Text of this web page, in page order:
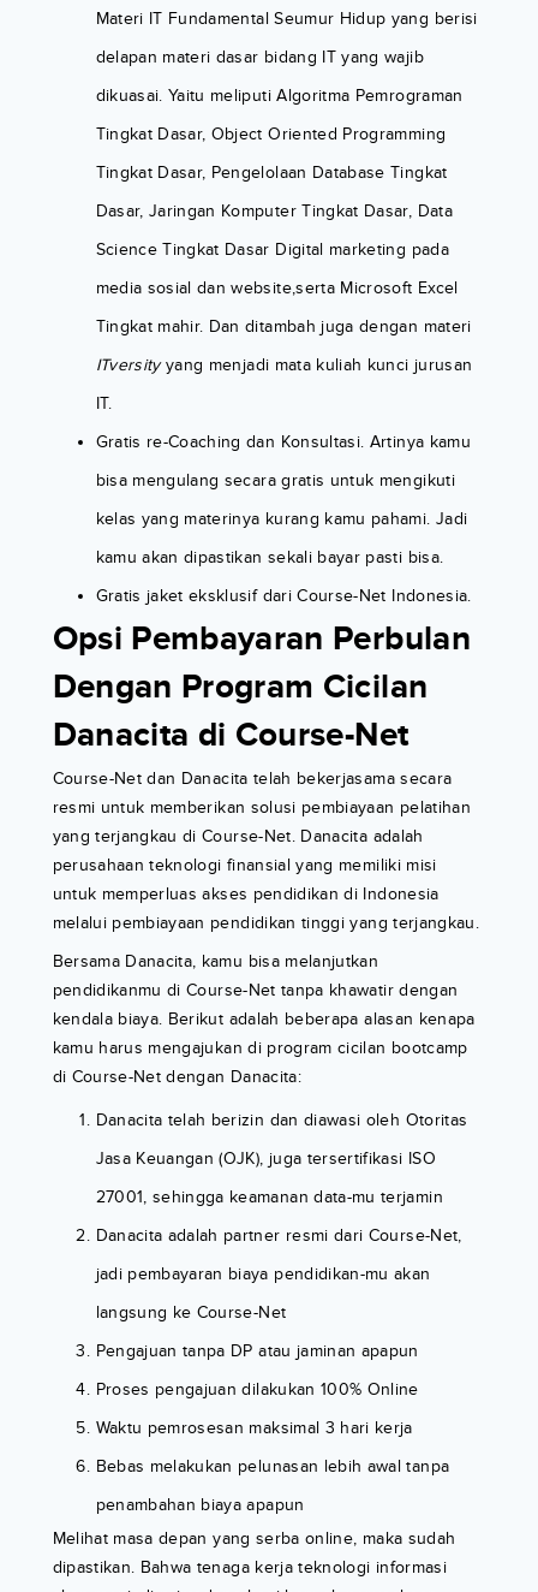
Materi IT Fundamental Seumur Hidup yang berisi
delapan materi dasar bidang IT yang wajib
dikuasai. Yaitu meliputi Algoritma Pemrograman
Tingkat Dasar, Object Oriented Programming
Tingkat Dasar, Pengelolaan Database Tingkat
Dasar, Jaringan Komputer Tingkat Dasar, Data
Science Tingkat Dasar Digital marketing pada
media sosial dan website,serta Microsoft Excel
Tingkat mahir. Dan ditambah juga dengan materi
ITversityyang menjadi mata kuliah kunci jurusan
IT.
Gratis re-Coaching dan Konsultasi. Artinya kamu
bisa mengulang secara gratis untuk mengikuti
kelas yang materinya kurang kamu pahami. Jadi
kamu akan dipastikan sekali bayar pasti bisa.
Gratis jaket eksklusif dari Course-Net Indonesia.
Opsi Pembayaran Perbulan
Dengan Program Cicilan
Danacita di Course-Net
Course-Net dan Danacita telah bekerjasama secara
resmi untuk memberikan solusi pembiayaan pelatihan
yang terjangkau di Course-Net. Danacita adalah
perusahaan teknologi finansial yang memiliki misi
untuk memperluas akses pendidikan di Indonesia
melalui pembiayaan pendidikan tinggi yang terjangkau.
Bersama Danacita, kamu bisa melanjutkan
pendidikanmu di Course-Net tanpa khawatir dengan
kendala biaya. Berikut adalah beberapa alasan kenapa
kamu harus mengajukan di program cicilan bootcamp
di Course-Net dengan Danacita:
Danacita telah berizin dan diawasi oleh Otoritas
Jasa Keuangan (OJK), juga tersertifikasi ISO
27001, sehingga keamanan data-mu terjamin
Danacita adalah partner resmi dari Course-Net,
jadi pembayaran biaya pendidikan-mu akan
langsung ke Course-Net
Pengajuan tanpa DP atau jaminan apapun
Proses pengajuan dilakukan 100% Online
Waktu pemrosesan maksimal 3 hari kerja
Bebas melakukan pelunasan lebih awal tanpa
penambahan biaya apapun
Melihat masa depan yang serba online, maka sudah
dipastikan. Bahwa tenaga kerja teknologi informasi